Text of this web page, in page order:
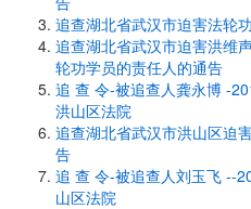
追查湖北省武汉市迫害法轮
追查湖北省武汉市迫害洪维
轮功学员的责任人的通告
追 查 令-被追查人龚永博 -
洪山区法院
追查湖北省武汉市洪山区迫
告
追 查 令-被追查人刘玉飞 --
山区法院